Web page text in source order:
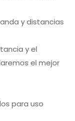
y distancias
y el
el mejor
para uso